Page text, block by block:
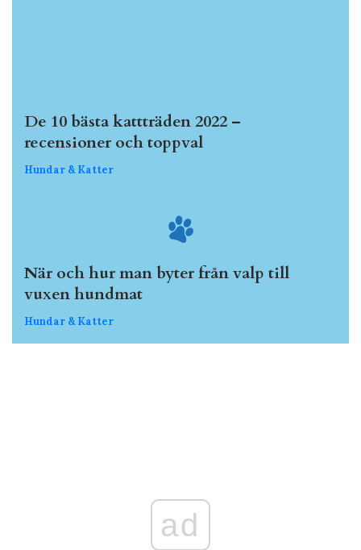
De 10 bästa kattträden 2022 –
recensioner och toppval
Hundar & Katter
När och hur man byter från valp till
vuxen hundmat
Hundar & Katter
ad